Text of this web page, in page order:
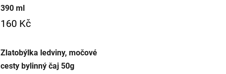
390 ml
160 Kč
Zlatobýlka ledviny, močové
cesty bylinný čaj 50g